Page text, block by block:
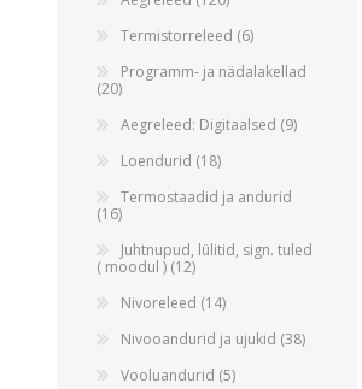
Vaskkaablid ja -juhtmed
Painduvad kontrollkaablid
Termistorreleed (6)
Programm- ja nädalakellad
(20)
Aegreleed: Digitaalsed (9)
Loendurid (18)
Termostaadid ja andurid
(16)
Juhtnupud, lülitid, sign. tuled
( moodul ) (12)
Nivoreleed (14)
Nivooandurid ja ujukid (38)
Vooluandurid (5)